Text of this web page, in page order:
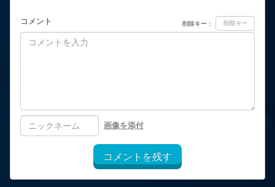
コメント 削除キー：
画像を添付
コメントを残す